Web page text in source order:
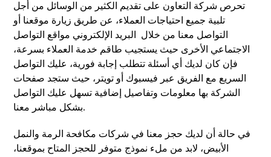
تحرص شركة التعاون على تقديم الكثير من الوسائل من أجل
تلبية جميع احتياجات العملاء، عن طريق زيارة موقعنا أو
التواصل معنا من خلال البريد الإلكتروني مواقع التواصل
الاجتماعي الأخرى حيث يستجيب طاقم خدمة العملاء بسرعة،
فإن كان لديك أي أسئلة تتطلب إجابة فورية، عليك التواصل
السريع مع الفريق عبر فيسبوك أو تويتر، حيث ستجد صفحات
الشركة بها معلومات وتفاصيل إضافية تسهل عليك التواصل
بشكل مباشر معنا.
في حالة أن لديك حجز معنا في شركات مكافحة الرمة والنمل
الأبيض، لابد من ملء نموذج متوفر للحجز المتاح بموقعنا،